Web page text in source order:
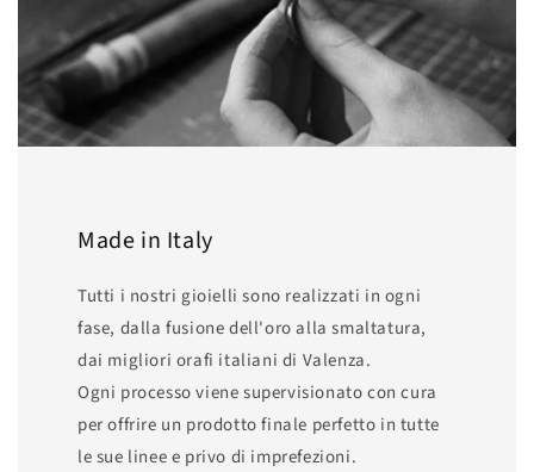
Made in Italy
Tutti i nostri gioielli sono realizzati in ogni
fase, dalla fusione dell'oro alla smaltatura,
dai migliori orafi italiani di Valenza.
Ogni processo viene supervisionato con cura
per offrire un prodotto finale perfetto in tutte
le sue linee e privo di imprefezioni.